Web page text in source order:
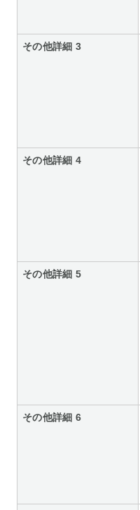
その他詳細 3
その他詳細 4
その他詳細 5
その他詳細 6